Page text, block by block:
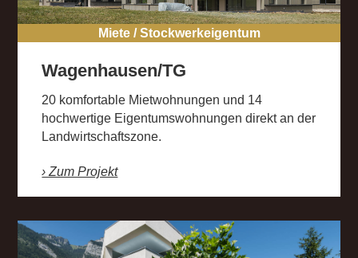
Miete / Stockwerkeigentum
Wagenhausen/TG
20 komfortable Mietwohnungen und 14
hochwertige Eigentumswohnungen direkt an der
Landwirtschaftszone.
› Zum Projekt